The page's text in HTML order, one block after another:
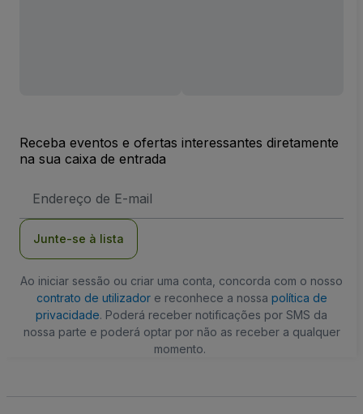
Receba eventos e ofertas interessantes diretamente
na sua caixa de entrada
de
Junte-se à lista
Ao iniciar sessão ou criar uma conta, concorda com o nosso
contrato de utilizadore reconhece a nossa política de
privacidade. Poderá receber notificações por SMS da
nossa parte e poderá optar por não as receber a qualquer
momento.